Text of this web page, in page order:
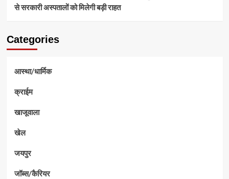
से सरकारी अस्पतालों को मिलेगी बड़ी राहत
Categories
आस्था/धार्मिक
क्राईम
खाजूवाला
खेल
जयपुर
जॉब्स/कैरियर